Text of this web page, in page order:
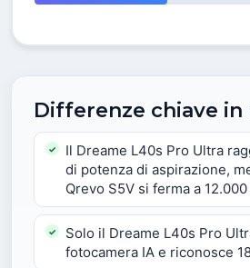
Differenze chiave in
Il Dreame L40s Pro Ultra
di potenza di aspirazione,
Qrevo S5V si ferma a 12.000
Solo il Dreame L40s Pro
fotocamera IA e riconosce